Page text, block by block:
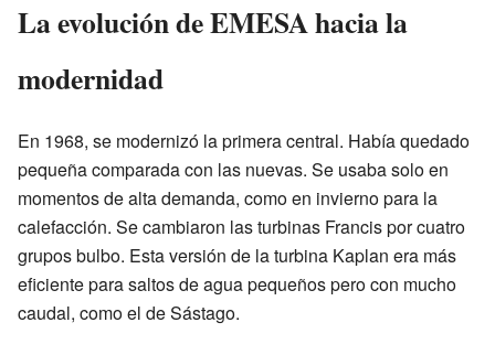
La evolución de EMESA hacia la
modernidad
En 1968, se modernizó la primera central. Había quedado
pequeña comparada con las nuevas. Se usaba solo en
momentos de alta demanda, como en invierno para la
calefacción. Se cambiaron las turbinas Francis por cuatro
grupos bulbo. Esta versión de la turbina Kaplan era más
eficiente para saltos de agua pequeños pero con mucho
caudal, como el de Sástago.